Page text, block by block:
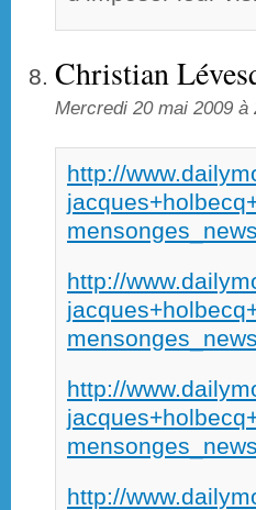
Christian
Mercredi 20 mai 2009 à
http://
http://
http://
http://